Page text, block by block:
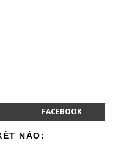
FACEBOOK
NÀO: